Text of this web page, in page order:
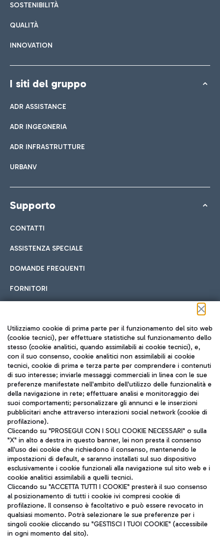
SOSTENIBILITÀ
QUALITÀ
INNOVATION
I siti del gruppo
ADR ASSISTANCE
ADR INGEGNERIA
ADR INFRASTRUTTURE
URBANV
Supporto
CONTATTI
ASSISTENZA SPECIALE
DOMANDE FREQUENTI
FORNITORI
Seguici sui social
TRAVEL JOURNAL
ITA
Aeroporti di Roma S.p.A. - Società soggetta a direzione e
coordinamento di Mundys S.p.A.
Codice fiscale e Registro delle Imprese di Roma 13032990155 P.
IVA 06572251004
Capitale sociale 62.224.743,00 int. vers.
Sede legale: Via Pier Paolo Racchetti 1 - 00054 Fiumicino (RM)
telefono +39 06 65951
Utilizziamo cookie di prima parte per il funzionamento del sito web
(cookie tecnici), per effettuare statistiche sul funzionamento dello
stesso (cookie analitici, quando assimilabili ai cookie tecnici), e,
con il suo consenso, cookie analitici non assimilabili ai cookie
tecnici, cookie di prima e terza parte per comprendere i contenuti
di suo interesse; inviarle messaggi commerciali in linea con le sue
preferenze manifestate nell'ambito dell'utilizzo delle funzionalità e
della navigazione in rete; effettuare analisi e monitoraggio dei
suoi comportamenti; personalizzare gli annunci e le inserzioni
pubblicitari anche attraverso interazioni social network (cookie di
profilazione).
Cliccando su "PROSEGUI CON I SOLI COOKIE NECESSARI" o sulla
"X" in alto a destra in questo banner, lei non presta il consenso
all'uso dei cookie che richiedono il consenso, mantenendo le
impostazioni di default, e saranno installati sul suo dispositivo
esclusivamente i cookie funzionali alla navigazione sul sito web e i
cookie analitici assimilabili a quelli tecnici.
Cliccando su "ACCETTA TUTTI I COOKIE" presterà il suo consenso
al posizionamento di tutti i cookie ivi compresi cookie di
profilazione. Il consenso è facoltativo e può essere revocato in
qualsiasi momento. Potrà selezionare le sue preferenze per i
singoli cookie cliccando su "GESTISCI I TUOI COOKIE" (accessibile
in ogni momento dal sito).